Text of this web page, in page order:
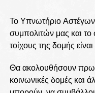
Το Υπνωτήριο Αστέγων,
συμπολιτών μας και
τοίχους της δομής
Θα ακολουθήσουν
κοινωνικές δομές